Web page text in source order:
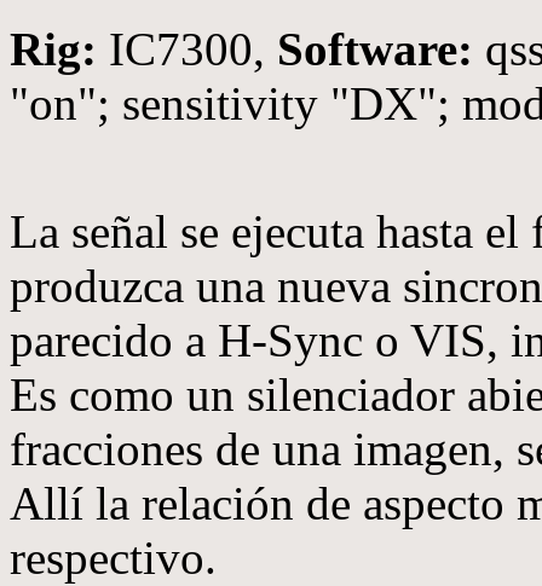
Rig: IC7300, Software:
"on"; sensitivity "DX";
La señal se ejecuta hasta
produzca una nueva
parecido a H-Sync o VIS,
Es como un silenciador
fracciones de una imagen,
Allí la relación de aspecto
respectivo.